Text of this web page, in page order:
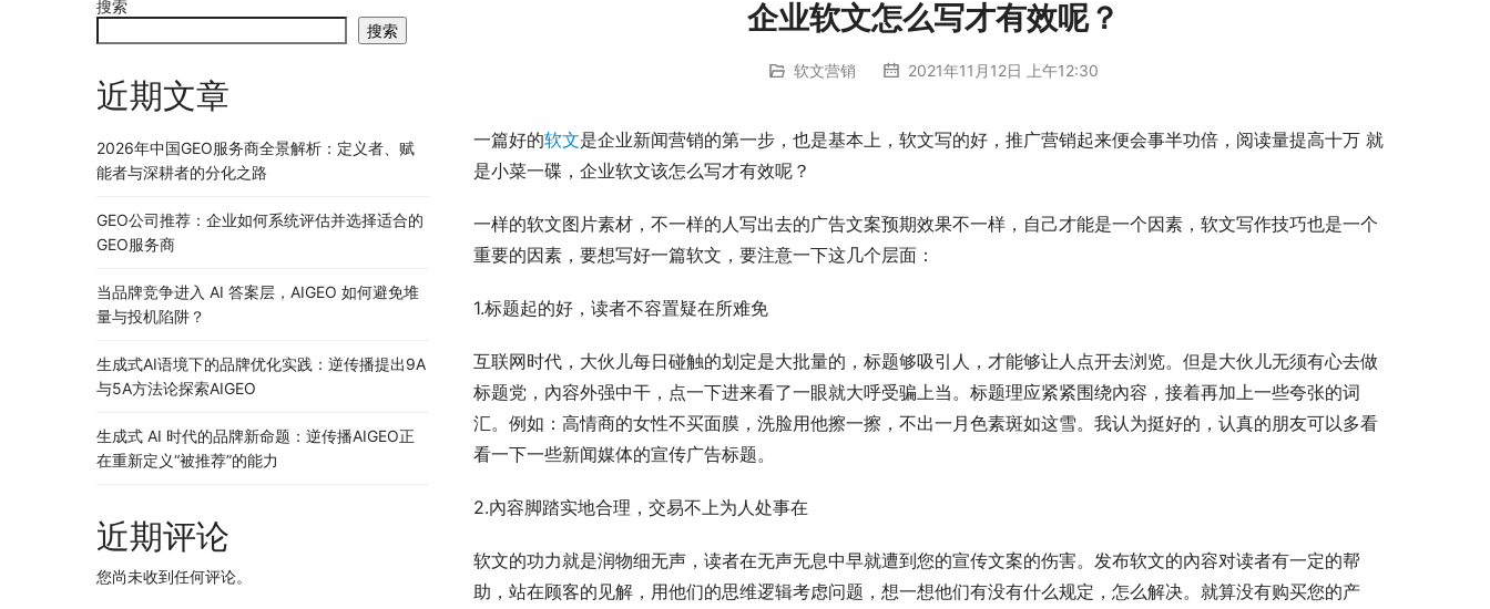
企业软文怎么写才有效呢？
软文营销 2021年11月12日 上午12:30
一篇好的软文是企业新闻营销的第一步，也是基本上，软文写的好，推广营销起来便会事半功倍，阅读量提高十万 就
是小菜一碟，企业软文该怎么写才有效呢？
一样的软文图片素材，不一样的人写出去的广告文案预期效果不一样，自己才能是一个因素，软文写作技巧也是一个
重要的因素，要想写好一篇软文，要注意一下这几个层面：
1.标题起的好，读者不容置疑在所难免
互联网时代，大伙儿每日碰触的划定是大批量的，标题够吸引人，才能够让人点开去浏览。但是大伙儿无须有心去做
标题党，內容外强中干，点一下进来看了一眼就大呼受骗上当。标题理应紧紧围绕內容，接着再加上一些夸张的词
汇。例如：高情商的女性不买面膜，洗脸用他擦一擦，不出一月色素斑如这雪。我认为挺好的，认真的朋友可以多看
看一下一些新闻媒体的宣传广告标题。
2.內容脚踏实地合理，交易不上为人处事在
软文的功力就是润物细无声，读者在无声无息中早就遭到您的宣传文案的伤害。发布软文的內容对读者有一定的帮
助，站在顾客的见解，用他们的思维逻辑考虑问题，想一想他们有没有什么规定，怎么解决。就算没有购买您的产
搜索
搜索
近期文章
2026年中国GEO服务商全景解析：定义者、赋
能者与深耕者的分化之路
GEO公司推荐：企业如何系统评估并选择适合的
GEO服务商
当品牌竞争进入 AI 答案层，AIGEO 如何避免堆
量与投机陷阱？
生成式AI语境下的品牌优化实践：逆传播提出9A
与5A方法论探索AIGEO
生成式 AI 时代的品牌新命题：逆传播AIGEO正
在重新定义“被推荐”的能力
近期评论
您尚未收到任何评论。